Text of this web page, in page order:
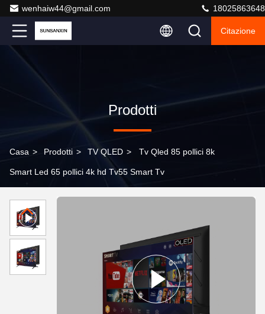
wenhaiw44@gmail.com 18025863648
Citazione
Prodotti
Casa > Prodotti > TV QLED > Tv Qled 85 pollici 8k
Smart Led 65 pollici 4k hd Tv55 Smart Tv